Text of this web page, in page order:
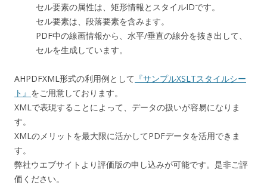
セル要素の属性は、矩形情報とスタイルIDです。
セル要素は、段落要素を含みます。
PDF中の線画情報から、水平/垂直の線分を抜き出して、
セルを生成しています。
AHPDFXML形式の利用例として 『サンプルXSLTスタイルシー
ト』 をご用意しております。
XMLで表現することによって、データの扱いが容易になりま
す。
XMLのメリットを最大限に活かしてPDFデータを活用できま
す。
弊社ウエブサイトより評価版の申し込みが可能です。是非ご評
価ください。